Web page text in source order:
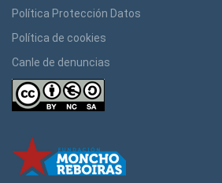
Política Protección Datos
Política de cookies
Canle de denuncias